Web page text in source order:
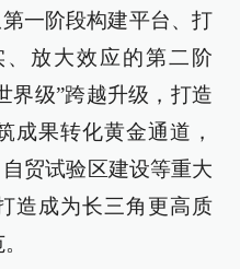
一阶段构建平台、打
放大效应的第二阶
界级”跨越升级，打造
成果转化黄金通道，
贸试验区建设等重大
造成为长三角更高质